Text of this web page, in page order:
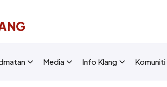
Layout]
Media Info Klang Komuniti